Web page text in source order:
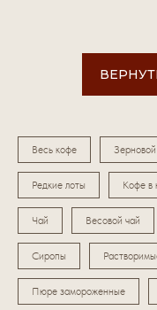
Весь кофе
Редкие лоты Кофе в
Чай Весовой чай
Сиропы
Пюре замороженные